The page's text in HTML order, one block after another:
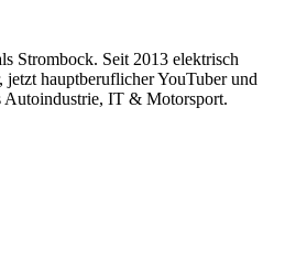
Strombock. Seit 2013 elektrisch
hauptberuflicher YouTuber und
Autoindustrie, IT & Motorsport.